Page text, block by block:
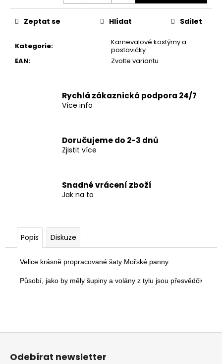
Kategorie:
Karnevalové kostýmy a
postavičky
EAN: Zvolte variantu
Zeptat se Hlídat Sdílet
Rychlá zákaznická podpora 24/7
Více info
Doručujeme do 2-3 dnů
Zjistit více
Snadné vrácení zboží
Jak na to
Popis Diskuze
Velice krásně propracované šaty Mořské panny.
Působí, jako by měly šupiny a volány z tylu jsou přesvědčivé
m
e
Odebírat newsletter